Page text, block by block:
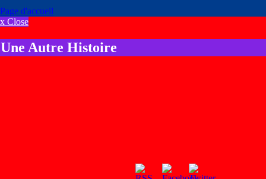
Page d'accueil
x Close
Une Autre Histoire